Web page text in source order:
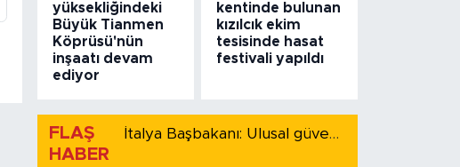
yüksekliğindeki
Büyük Tianmen
Köprüsü'nün
inşaatı devam
ediyor
kentinde bulunan
kızılcık ekim
tesisinde hasat
festivali yapıldı
FLAŞ
HABER
İtalya Başbakanı: Ulusal güvenliği korumak için İspanya ile Schengen kapsamındaki serbest dolaşımı askıya alıyoruz